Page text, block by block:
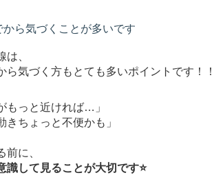
から気づくことが多いです
は、
ら気づく方もとても多いポイントです！！
もっと近ければ…」
きちょっと不便かも」
前に、
識して見ることが大切です⭐️